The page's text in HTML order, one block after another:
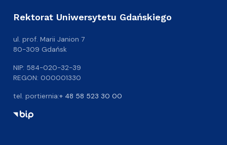
Rektorat Uniwersytetu Gdańskiego
ul. prof. Marii Janion 7
80-309 Gdańsk
NIP: 584-020-32-39
REGON: 000001330
tel. portiernia:+ 48 58 523 30 00